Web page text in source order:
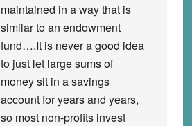
maintained in a way that is
similar to an endowment
fund….It is never a good idea
to just let large sums of
money sit in a savings
account for years and years,
so most non-profits invest